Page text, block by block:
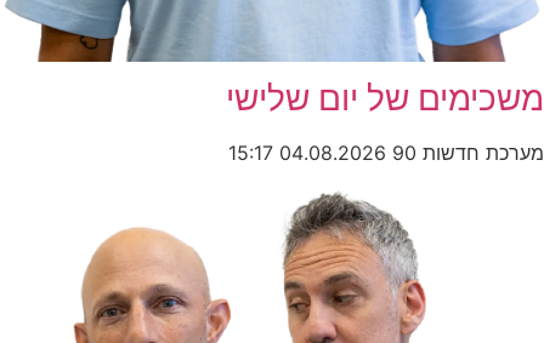
משכימים של יום שלישי
מערכת חדשות 90 04.08.2026
15:17